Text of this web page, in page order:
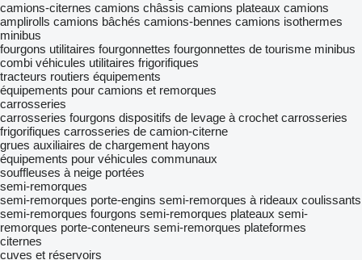
camions-citernes camions châssis camions plateaux camions
amplirolls camions bâchés camions-bennes camions isothermes
minibus
fourgons utilitaires fourgonnettes fourgonnettes de tourisme minibus
combi véhicules utilitaires frigorifiques
tracteurs routiers équipements
équipements pour camions et remorques
carrosseries
carrosseries fourgons dispositifs de levage à crochet carrosseries
frigorifiques carrosseries de camion-citerne
grues auxiliaires de chargement hayons
équipements pour véhicules communaux
souffleuses à neige portées
semi-remorques
semi-remorques porte-engins semi-remorques à rideaux coulissants
semi-remorques fourgons semi-remorques plateaux semi-
remorques porte-conteneurs semi-remorques plateformes
citernes
cuves et réservoirs